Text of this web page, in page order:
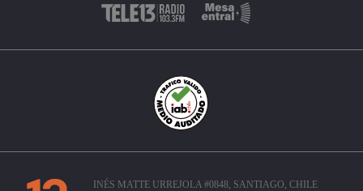
INÉS MATTE URREJOLA #0848, SANTIAGO, CHILE